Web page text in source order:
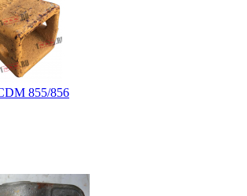
855/856